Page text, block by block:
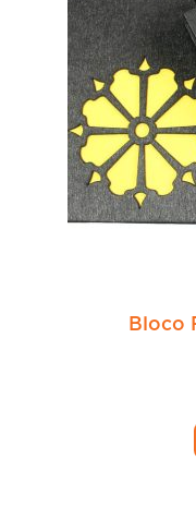
Bloco